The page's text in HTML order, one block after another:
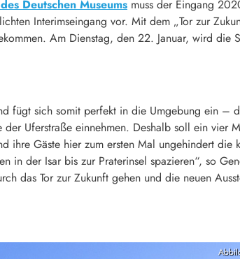
Deutschen Museums muss der Eingang
Interimseingang vor. Mit dem „Tor zur
Am Dienstag, den 22. Januar, wird die
fügt sich somit perfekt in die Umgebung ein –
Uferstraße einnehmen. Deshalb soll ein vier
ihre Gäste hier zum ersten Mal ungehindert die
in der Isar bis zur Praterinsel spazieren“, so
das Tor zur Zukunft gehen und die neuen